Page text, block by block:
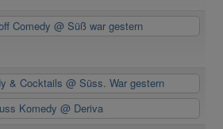
Comedy@ Süß war gestern
& Cocktails@ Süss. War gestern
Komedy@ Deriva